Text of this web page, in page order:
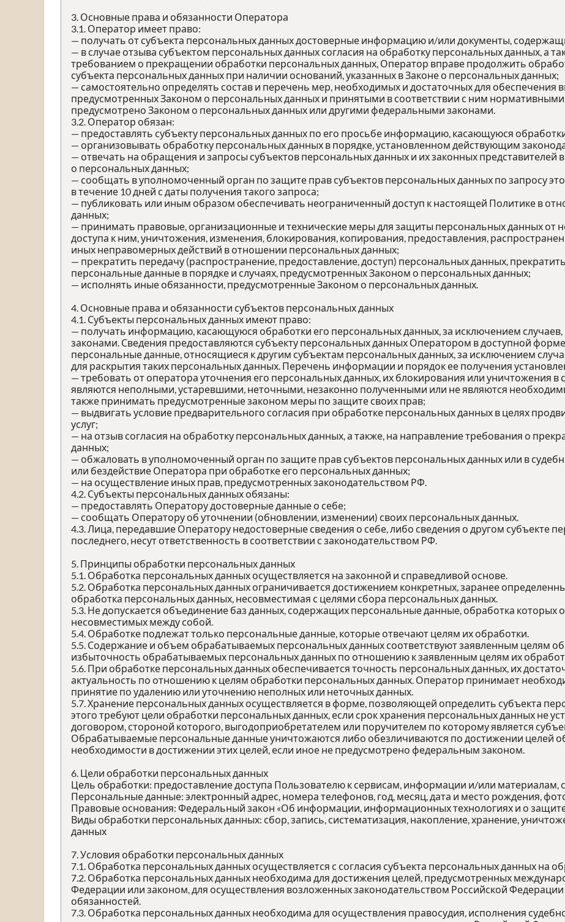
3. Основные права и обязанности Оператора
3.1. Оператор имеет право:
— получать от субъекта персональных данных достоверные информацию и/или документы,
— в случае отзыва субъектом персональных данных согласия на обработку персональных данных, а
требованием о прекращении обработки персональных данных, Оператор вправе продолжить
субъекта персональных данных при наличии оснований, указанных в Законе о персональных данных;
— самостоятельно определять состав и перечень мер, необходимых и достаточных для обеспечения
предусмотренных Законом о персональных данных и принятыми в соответствии с ним
предусмотрено Законом о персональных данных или другими федеральными законами.
3.2. Оператор обязан:
— предоставлять субъекту персональных данных по его просьбе информацию, касающуюся
— организовывать обработку персональных данных в порядке, установленном действующим
— отвечать на обращения и запросы субъектов персональных данных и их законных представителей
о персональных данных;
— сообщать в уполномоченный орган по защите прав субъектов персональных данных по запросу
в течение 10 дней с даты получения такого запроса;
— публиковать или иным образом обеспечивать неограниченный доступ к настоящей Политике в
данных;
— принимать правовые, организационные и технические меры для защиты персональных данных от
доступа к ним, уничтожения, изменения, блокирования, копирования, предоставления,
иных неправомерных действий в отношении персональных данных;
— прекратить передачу (распространение, предоставление, доступ) персональных данных,
персональные данные в порядке и случаях, предусмотренных Законом о персональных данных;
— исполнять иные обязанности, предусмотренные Законом о персональных данных.
4. Основные права и обязанности субъектов персональных данных
4.1. Субъекты персональных данных имеют право:
— получать информацию, касающуюся обработки его персональных данных, за исключением
законами. Сведения предоставляются субъекту персональных данных Оператором в доступной
персональные данные, относящиеся к другим субъектам персональных данных, за исключением
для раскрытия таких персональных данных. Перечень информации и порядок ее получения
— требовать от оператора уточнения его персональных данных, их блокирования или уничтожения в
являются неполными, устаревшими, неточными, незаконно полученными или не являются
также принимать предусмотренные законом меры по защите своих прав;
— выдвигать условие предварительного согласия при обработке персональных данных в целях
услуг;
— на отзыв согласия на обработку персональных данных, а также, на направление требования о
данных;
— обжаловать в уполномоченный орган по защите прав субъектов персональных данных или в
или бездействие Оператора при обработке его персональных данных;
— на осуществление иных прав, предусмотренных законодательством РФ.
4.2. Субъекты персональных данных обязаны:
— предоставлять Оператору достоверные данные о себе;
— сообщать Оператору об уточнении (обновлении, изменении) своих персональных данных.
4.3. Лица, передавшие Оператору недостоверные сведения о себе, либо сведения о другом субъекте
последнего, несут ответственность в соответствии с законодательством РФ.
5. Принципы обработки персональных данных
5.1. Обработка персональных данных осуществляется на законной и справедливой основе.
5.2. Обработка персональных данных ограничивается достижением конкретных, заранее
обработка персональных данных, несовместимая с целями сбора персональных данных.
5.3. Не допускается объединение баз данных, содержащих персональные данные, обработка которых
несовместимых между собой.
5.4. Обработке подлежат только персональные данные, которые отвечают целям их обработки.
5.5. Содержание и объем обрабатываемых персональных данных соответствуют заявленным целям
избыточность обрабатываемых персональных данных по отношению к заявленным целям их
5.6. При обработке персональных данных обеспечивается точность персональных данных, их
актуальность по отношению к целям обработки персональных данных. Оператор принимает
принятие по удалению или уточнению неполных или неточных данных.
5.7. Хранение персональных данных осуществляется в форме, позволяющей определить субъекта
этого требуют цели обработки персональных данных, если срок хранения персональных данных не
договором, стороной которого, выгодоприобретателем или поручителем по которому является
Обрабатываемые персональные данные уничтожаются либо обезличиваются по достижении целей
необходимости в достижении этих целей, если иное не предусмотрено федеральным законом.
6. Цели обработки персональных данных
Цель обработки: предоставление доступа Пользователю к сервисам, информации и/или
Персональные данные: электронный адрес, номера телефонов, год, месяц, дата и место рождения,
Правовые основания: Федеральный закон «Об информации, информационных технологиях и о
Виды обработки персональных данных: сбор, запись, систематизация, накопление, хранение,
данных
7. Условия обработки персональных данных
7.1. Обработка персональных данных осуществляется с согласия субъекта персональных данных на
7.2. Обработка персональных данных необходима для достижения целей, предусмотренных
Федерации или законом, для осуществления возложенных законодательством Российской
обязанностей.
7.3. Обработка персональных данных необходима для осуществления правосудия, исполнения